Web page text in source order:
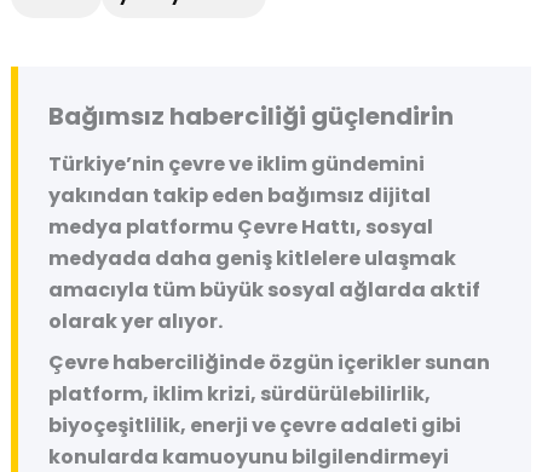
Bağımsız haberciliği güçlendirin
Türkiye’nin çevre ve iklim gündemini
yakından takip eden bağımsız dijital
medya platformu Çevre Hattı, sosyal
medyada daha geniş kitlelere ulaşmak
amacıyla tüm büyük sosyal ağlarda aktif
olarak yer alıyor.
Çevre haberciliğinde özgün içerikler sunan
platform, iklim krizi, sürdürülebilirlik,
biyoçeşitlilik, enerji ve çevre adaleti gibi
konularda kamuoyunu bilgilendirmeyi